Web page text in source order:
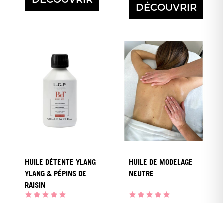
DÉCOUVRIR
HUILE DÉTENTE YLANG
YLANG & PÉPINS DE
RAISIN
HUILE DE MODELAGE
NEUTRE